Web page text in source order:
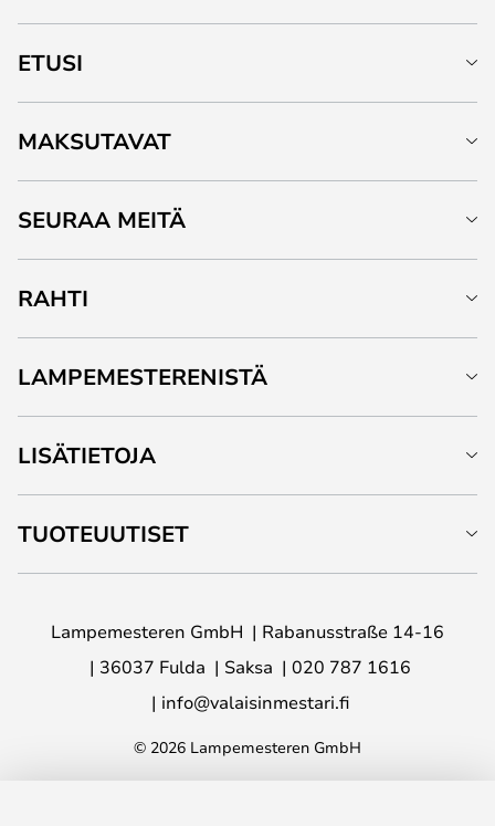
ETUSI
MAKSUTAVAT
SEURAA MEITÄ
RAHTI
LAMPEMESTERENISTÄ
LISÄTIETOJA
TUOTEUUTISET
Lampemesteren GmbH
Rabanusstraße 14-16
36037 Fulda
Saksa
020 787 1616
info@valaisinmestari.fi
© 2026 Lampemesteren GmbH